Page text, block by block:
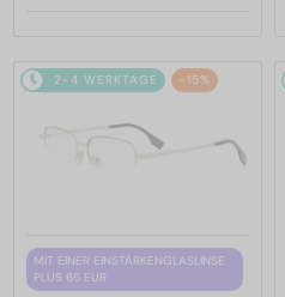
2-4 WERKTAGE -15%
MIT EINER EINSTÄRKENGLASLINSE
PLUS 65 EUR